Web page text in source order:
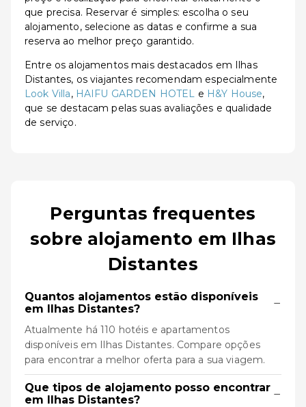
que precisa. Reservar é simples: escolha o seu
alojamento, selecione as datas e confirme a sua
reserva ao melhor preço garantido.
Entre os alojamentos mais destacados em Ilhas
Distantes, os viajantes recomendam especialmente
Look Villa, HAIFU GARDEN HOTEL e H&Y House,
que se destacam pelas suas avaliações e qualidade
de serviço.
Perguntas frequentes
sobre alojamento em Ilhas
Distantes
Quantos alojamentos estão disponíveis
em Ilhas Distantes?
−
Atualmente há 110 hotéis e apartamentos
disponíveis em Ilhas Distantes. Compare opções
para encontrar a melhor oferta para a sua viagem.
Que tipos de alojamento posso encontrar
em Ilhas Distantes?
−